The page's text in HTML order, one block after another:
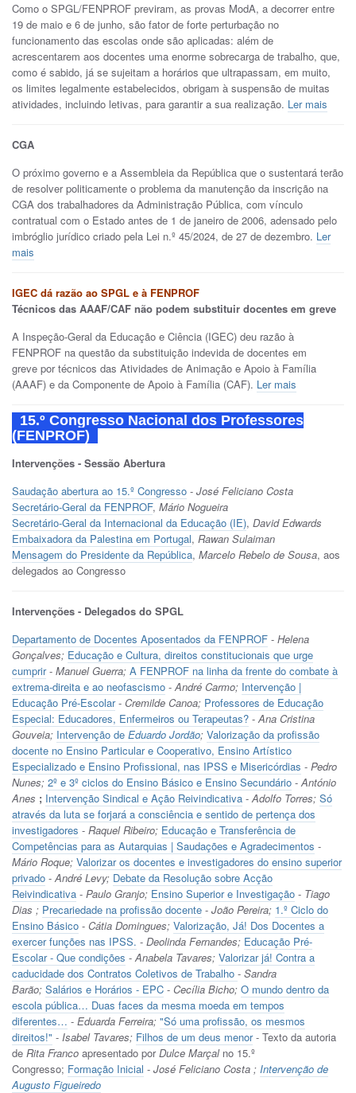
Como o SPGL/FENPROF previram, as provas ModA, a decorrer entre
19 de maio e 6 de junho, são fator de forte perturbação no
funcionamento das escolas onde são aplicadas: além de
acrescentarem aos docentes uma enorme sobrecarga de trabalho, que,
como é sabido, já se sujeitam a horários que ultrapassam, em muito,
os limites legalmente estabelecidos, obrigam à suspensão de muitas
atividades, incluindo letivas, para garantir a sua realização. Ler mais
CGA
O próximo governo e a Assembleia da República que o sustentará terão
de resolver politicamente o problema da manutenção da inscrição na
CGA dos trabalhadores da Administração Pública, com vínculo
contratual com o Estado antes de 1 de janeiro de 2006, adensado pelo
imbróglio jurídico criado pela Lei n.º 45/2024, de 27 de dezembro. Ler
mais
IGEC dá razão ao SPGL e à FENPROF
Técnicos das AAAF/CAF não podem substituir docentes em greve
A Inspeção-Geral da Educação e Ciência (IGEC) deu razão à
FENPROF na questão da substituição indevida de docentes em
greve por técnicos das Atividades de Animação e Apoio à Família
(AAAF) e da Componente de Apoio à Família (CAF). Ler mais
15.º Congresso Nacional dos Professores
(FENPROF)
Intervenções - Sessão Abertura
Saudação abertura ao 15.º Congresso - José Feliciano Costa
Secretário-Geral da FENPROF, Mário Nogueira
Secretário-Geral da Internacional da Educação (IE), David Edwards
Embaixadora da Palestina em Portugal, Rawan Sulaiman
Mensagem do Presidente da República, Marcelo Rebelo de Sousa, aos
delegados ao Congresso
Intervenções - Delegados do SPGL
Departamento de Docentes Aposentados da FENPROF - Helena
Gonçalves; Educação e Cultura, direitos constitucionais que urge
cumprir- Manuel Guerra; A FENPROF na linha da frente do combate à
extrema-direita e ao neofascismo -André Carmo; Intervenção |
Educação Pré-Escolar- Cremilde Canoa; Professores de Educação
Especial: Educadores, Enfermeiros ou Terapeutas? -Ana Cristina
Gouveia; Intervenção de Eduardo Jordão; Valorização da profissão
docente no Ensino Particular e Cooperativo, Ensino Artístico
Especializado e Ensino Profissional, nas IPSS e Misericórdias - Pedro
Nunes; 2º e 3º ciclos do Ensino Básico e Ensino Secundário -António
Anes ; Intervenção Sindical e Ação Reivindicativa -Adolfo Torres; Só
através da luta se forjará a consciência e sentido de pertença dos
investigadores - Raquel Ribeiro; Educação e Transferência de
Competências para as Autarquias | Saudações e Agradecimentos -
Mário Roque; Valorizar os docentes e investigadores do ensino superior
privado -André Levy; Debate da Resolução sobre Acção
Reivindicativa - Paulo Granjo; Ensino Superior e Investigação - Tiago
Dias ; Precariedade na profissão docente - João Pereira; 1.º Ciclo do
Ensino Básico - Cátia Domingues; Valorização, Já! Dos Docentes a
exercer funções nas IPSS. - Deolinda Fernandes; Educação Pré-
Escolar - Que condições -Anabela Tavares; Valorizar já! Contra a
caducidade dos Contratos Coletivos de Trabalho - Sandra
Barão; Salários e Horários - EPC - Cecília Bicho; O mundo dentro da
escola pública… Duas faces da mesma moeda em tempos
diferentes… - Eduarda Ferreira; "Só uma profissão, os mesmos
direitos!" - Isabel Tavares; Filhos de um deus menor- Texto da autoria
de Rita Franco apresentado porDulce Marçalno 15.º
Congresso; Formação Inicial - José Feliciano Costa ; Intervenção de
Augusto Figueiredo